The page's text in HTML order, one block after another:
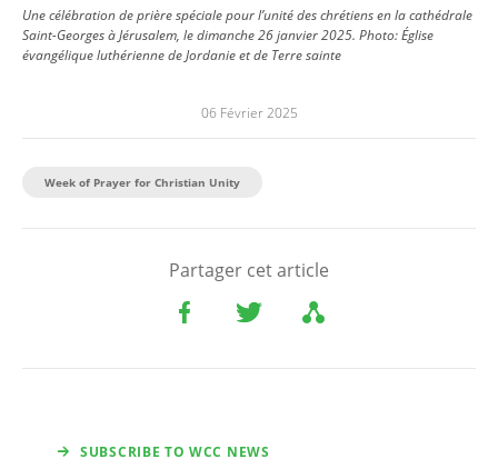
Une célébration de prière spéciale pour l’unité des chrétiens en la cathédrale
Saint-Georges à Jérusalem, le dimanche 26 janvier 2025. Photo:Église
évangélique luthérienne de Jordanie et de Terre sainte
06 Février 2025
Week of Prayer for Christian Unity
Partager cet article
SUBSCRIBE TO WCC NEWS